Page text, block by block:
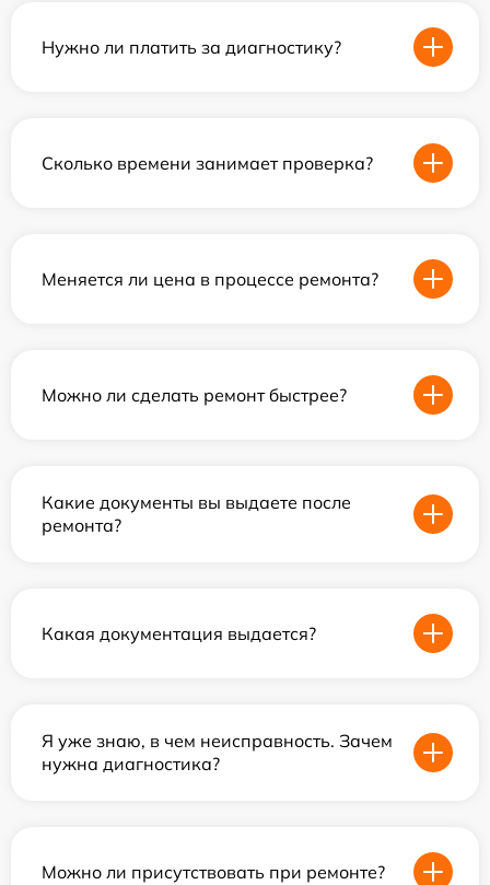
Нужно ли платить за диагностику?
Сколько времени занимает проверка?
Меняется ли цена в процессе ремонта?
Можно ли сделать ремонт быстрее?
Какие документы вы выдаете после
ремонта?
Какая документация выдается?
Я уже знаю, в чем неисправность. Зачем
нужна диагностика?
Можно ли присутствовать при ремонте?